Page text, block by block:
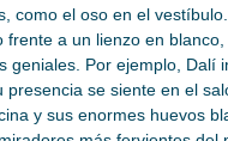
el oso en el
a un lienzo en
Por ejemplo, Dalí
se siente en el
y sus enormes huevos